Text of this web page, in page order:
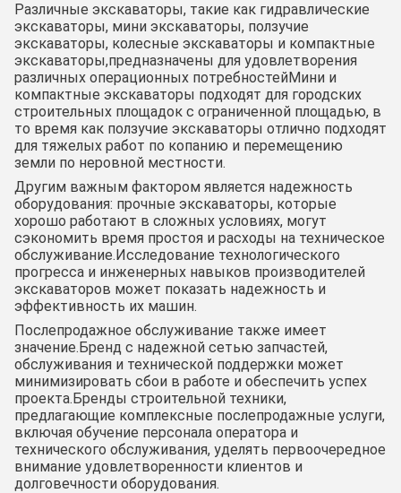
Различные экскаваторы, такие как гидравлические
экскаваторы, мини экскаваторы, ползучие
экскаваторы, колесные экскаваторы и компактные
экскаваторы,предназначены для удовлетворения
различных операционных потребностейМини и
компактные экскаваторы подходят для городских
строительных площадок с ограниченной площадью, в
то время как ползучие экскаваторы отлично подходят
для тяжелых работ по копанию и перемещению
земли по неровной местности.
Другим важным фактором является надежность
оборудования: прочные экскаваторы, которые
хорошо работают в сложных условиях, могут
сэкономить время простоя и расходы на техническое
обслуживание.Исследование технологического
прогресса и инженерных навыков производителей
экскаваторов может показать надежность и
эффективность их машин.
Послепродажное обслуживание также имеет
значение.Бренд с надежной сетью запчастей,
обслуживания и технической поддержки может
минимизировать сбои в работе и обеспечить успех
проекта.Бренды строительной техники,
предлагающие комплексные послепродажные услуги,
включая обучение персонала оператора и
технического обслуживания, уделять первоочередное
внимание удовлетворенности клиентов и
долговечности оборудования.